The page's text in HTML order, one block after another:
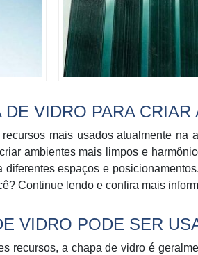
DE VIDRO PARA
mais usados atualmente na
ambientes mais limpos e
diferentes espaços e
Continue lendo e confira mais
VIDRO PODE SER
recursos, a chapa de vidro é